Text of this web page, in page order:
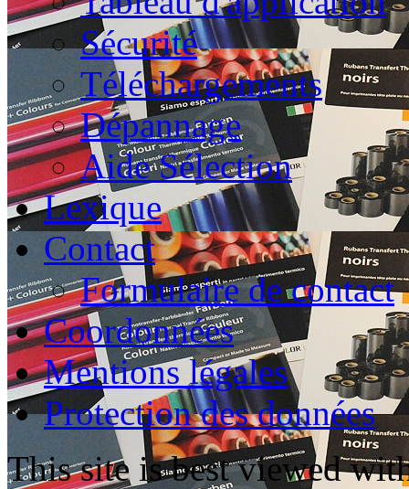
Sécurité
Téléchargements
Dépannage
Aide Sélection
Lexique
Contact
Formulaire de contact
Coordonnées
Mentions légales
Protection des données
This site is best viewed